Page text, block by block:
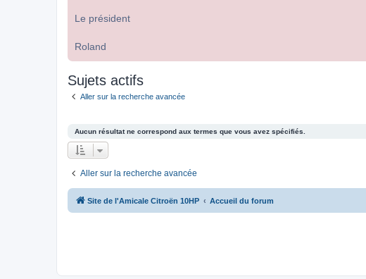
Le président
Roland
Sujets actifs
Aller sur la recherche avancée
Aucun résultat ne correspond aux termes que vous avez spécifiés.
Aller sur la recherche avancée
Site de l'Amicale Citroën 10HP Accueil du forum